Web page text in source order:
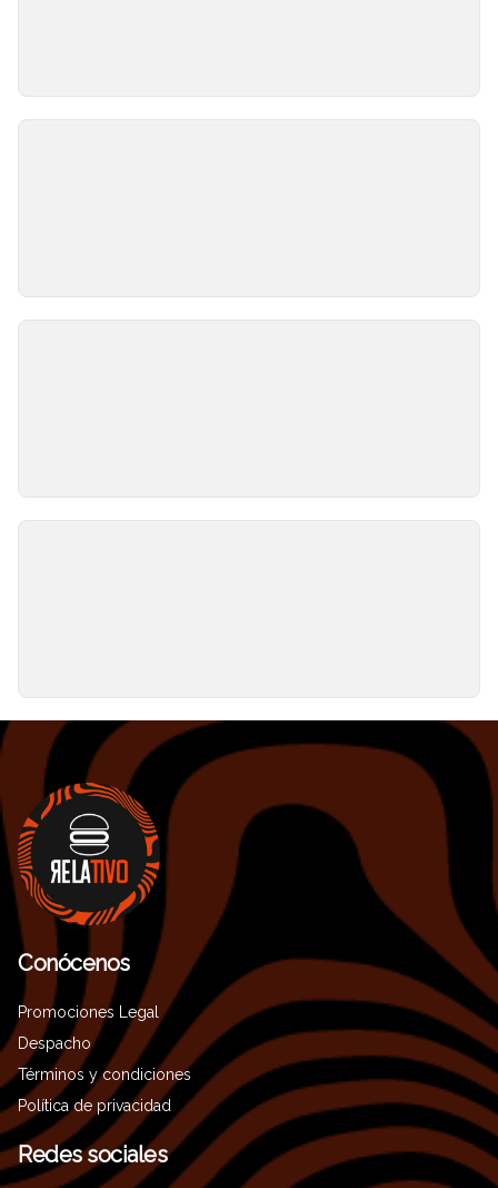
Conócenos
Promociones Legal
Despacho
Términos y condiciones
Política de privacidad
Redes sociales